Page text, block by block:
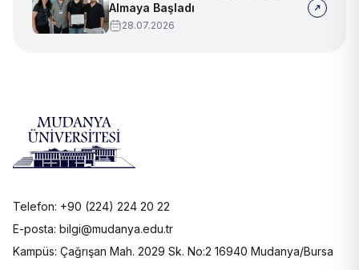
Almaya Başladı
28.07.2026
Telefon: +90 (224) 224 20 22
E-posta: bilgi@mudanya.edu.tr
Kampüs: Çağrışan Mah. 2029 Sk. No:2 16940 Mudanya/Bursa